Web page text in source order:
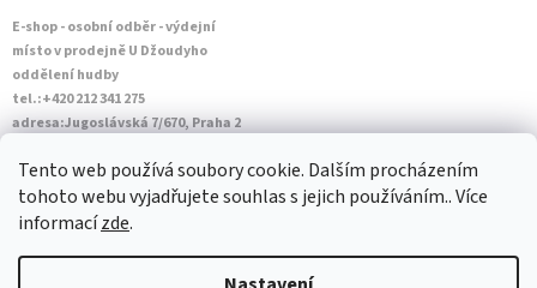
Tento web používá soubory cookie. Dalším procházením
tohoto webu vyjadřujete souhlas s jejich používáním.. Více
informacízde.
E-shop - osobní odběr - výdejní
místo v prodejně U Džoudyho
oddělení hudby
tel.:+420 212 341 275
adresa:Jugoslávská 7/670, Praha 2
Sobota: 10:00 - 14:45